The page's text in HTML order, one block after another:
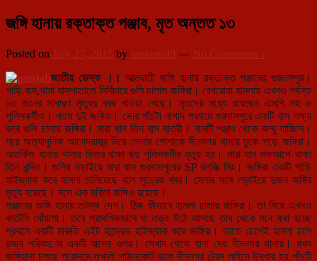
জঙ্গি হানায় রক্তাক্ত পঞ্জাব, মৃত অন্তত ১৩
Posted on July 27, 2015 by santanu99 — No Comments ↓
জাতীয় ডেস্ক ।। আত্মঘাতী জঙ্গি হানায় রক্তাক্ত পঞ্জাবের গুরদাসপুর।
গাড়ি,বাস,থানা হাসপাতালে নির্বিচারে গুলি চালাল জঙ্গিরা। বেপরোয়া হামলায় এখনও পর্যন্ত
১৩ জনের সাধারণ মৃত্যুর খবর পাওয়া গেছে। মৃতদের মধ্যে রয়েছেন এসপি সহ ৬
পুলিসকর্মীও। খতম দুই জঙ্গিও। ভোর পাঁচটা নাগাদ প্রথমে গুরদাসপুরে একটি বাস লক্ষ্য
করে গুলি চালায় জঙ্গিরা। মারা যান তিন বাস যাত্রী। বাসটি পঞ্জাব থেকে জম্মু যাচ্ছিল।
পরে অত্যাধুনিক আগ্নেয়াস্ত্র নিয়ে সেনার পোশাকে দীননগর থানায় ঢুকে পড়ে জঙ্গিরা।
অতর্কিত হানায় থানার ভিতর থাকা ছয় পুলিসকর্মীর মৃত্যু হয়। মারা যান লকআপে থাকা
তিন বন্দিও। গুলির লড়াইয়ে মারা যান গুরদাসপুরের SP বলজিত্‍ সিং। জঙ্গিরা একটি গাড়ি
হাইজ্যাক করে হামলা চালিয়েছে বলে সূত্রের খবর। সেনার সঙ্গে লড়াইয়ে দুজন জঙ্গির
মৃত্যু হয়েছে। দলে এক মহিলা জঙ্গিও রয়েছে।
পঞ্জাবের জঙ্গি হানায় তটস্থ দেশ। ঠিক কীভাবে হামলা চালায় জঙ্গিরা। তা নিয়ে এখনও
কাটেনি ধোঁয়াশা। তবে প্রাথমিকভাবে যা তত্ত্ব উঠে আসছে তার থেকে মনে করা হচ্ছে
প্রথমে একটি মারুতি এইট হান্ড্রেড হাইজ্যাক করে জঙ্গিরা। তাতে চেপেই হামলা চলে
রাজ্য পরিবহণের একটি বাসের ওপর। সেখান থেকে হানা দেয় দীননগর থানায়। যখন
জঙ্গিহানা চলছে পুরোদমে তখনই পাঠানকোট থকে দীননগর ট্রেন লাইনে উদ্ধার হয় পাঁচটি